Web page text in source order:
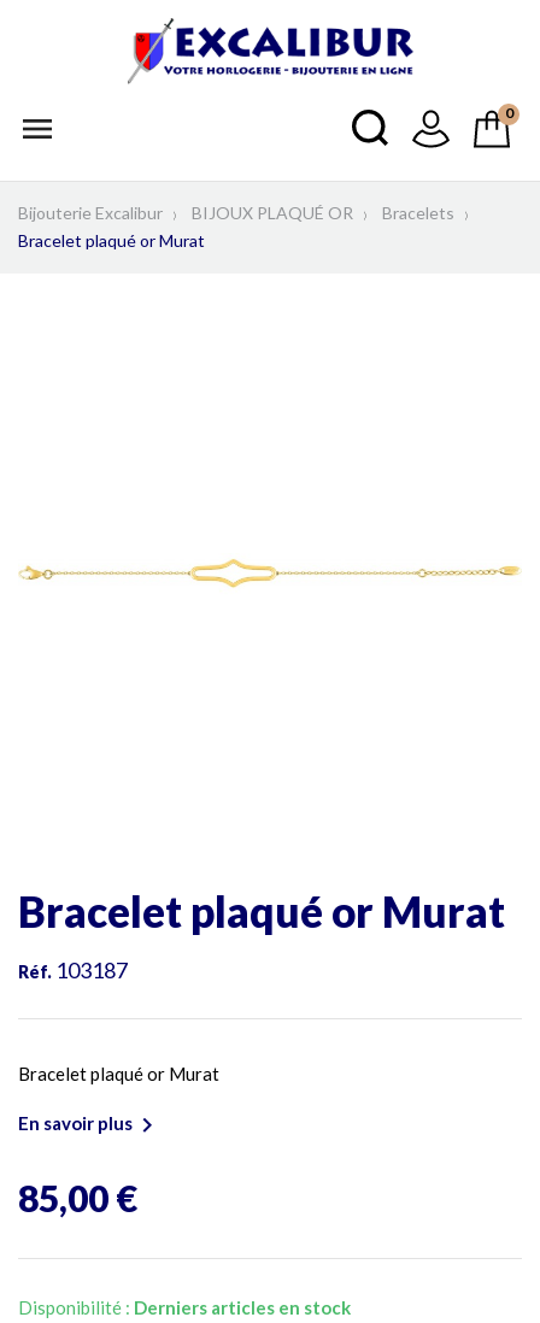
 0
Bijouterie Excalibur BIJOUX PLAQUÉ OR
Bracelets
Bracelet plaqué or Murat
Bracelet plaqué or Murat
Réf. 103187
Bracelet plaqué or Murat
En savoir plus 
85,00 €
Disponibilité : Derniers articles en stock